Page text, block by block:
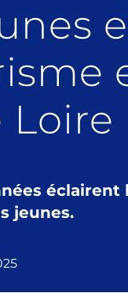
Loire
jeunes.